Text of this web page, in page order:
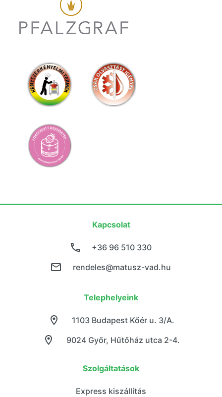
Kapcsolat
+36 96 510 330
rendeles@matusz-vad.hu
Telephelyeink
9024 Győr, Hűtőház utca 2-4.
1103 Budapest Kőér u. 3/A.
Szolgáltatások
Express kiszállítás